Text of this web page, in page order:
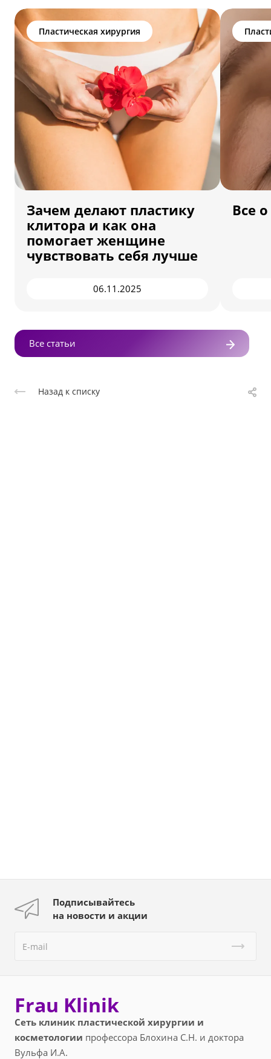
Пластическая хирургия
Зачем делают пластику
клитора и как она
помогает женщине
чувствовать себя лучше
06.11.2025
Все
Все статьи
Назад к списку
Подписывайтесь
на новости и акции
Frau Klinik
Сеть клиник пластической хирургии и
косметологии профессора Блохина С.Н. и доктора
Вульфа И.А.